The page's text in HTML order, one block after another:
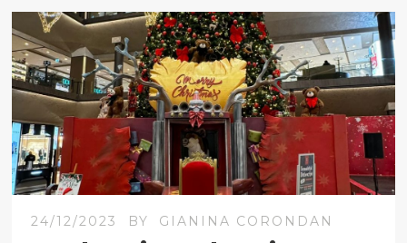
24/12/2023 BY GIANINA CORONDAN